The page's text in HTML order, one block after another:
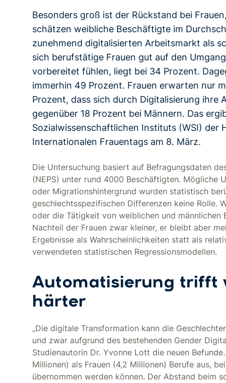
Besonders groß ist der Rückstand bei
schätzen weibliche Beschäftigte im
zunehmend digitalisierten Arbeitsmarkt als
sich berufstätige Frauen gut auf den
vorbereitet fühlen, liegt bei 34 Prozent.
immerhin 49 Prozent. Frauen erwarten nur
Prozent, dass sich durch Digitalisierung ihre
gegenüber 18 Prozent bei Männern. Das
Sozialwissenschaftlichen Instituts (WSI) der
Internationalen Frauentags am 8. März.
Die Untersuchung basiert auf Befragungsdaten
(NEPS) unter rund 4000 Beschäftigten. Mögliche
oder Migrationshintergrund wurden statistisch
geschlechtsspezifischen Differenzen keine Rolle.
oder die Tätigkeit von weiblichen und
Nachteil der Frauen zwar kleiner, er bleibt aber
Ergebnisse als Wahrscheinlichkeiten statt als
verwendeten statistischen Regressionsmodellen.
Automatisierung trifft
härter
„Die digitale Transformation kann die
und zwar aufgrund des bestehenden Gender
Studienautorin Dr. Yvonne Lott die neuen
Millionen) als Frauen (4,2 Millionen) Berufe aus,
übernommen werden können. Der Abstand beim